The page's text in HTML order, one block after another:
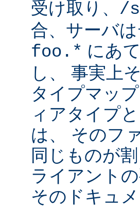
受け取り、 /
合、サーバ
foo.* にあ
し、 事実上
タイプマッ
ィアタイプ
は、 そのフ
同じものが
ライアント
そのドキュ